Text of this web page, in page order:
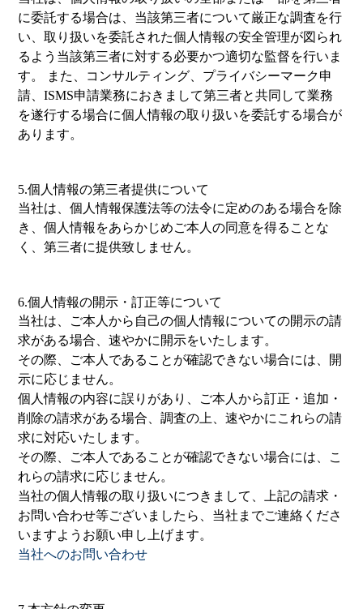
に委託する場合は、当該第三者について厳正な調査を行
い、取り扱いを委託された個人情報の安全管理が図られ
るよう当該第三者に対する必要かつ適切な監督を行いま
す。 また、コンサルティング、プライバシーマーク申
請、ISMS申請業務におきまして第三者と共同して業務
を遂行する場合に個人情報の取り扱いを委託する場合が
あります。
5.個人情報の第三者提供について
当社は、個人情報保護法等の法令に定めのある場合を除
き、個人情報をあらかじめご本人の同意を得ることな
く、第三者に提供致しません。
6.個人情報の開示・訂正等について
当社は、ご本人から自己の個人情報についての開示の請
求がある場合、速やかに開示をいたします。
その際、ご本人であることが確認できない場合には、開
示に応じません。
個人情報の内容に誤りがあり、ご本人から訂正・追加・
削除の請求がある場合、調査の上、速やかにこれらの請
求に対応いたします。
その際、ご本人であることが確認できない場合には、こ
れらの請求に応じません。
当社の個人情報の取り扱いにつきまして、上記の請求・
お問い合わせ等ございましたら、当社までご連絡くださ
いますようお願い申し上げます。
当社へのお問い合わせ